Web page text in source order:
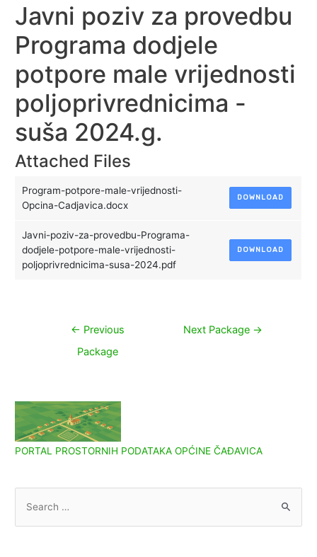
Javni poziv za provedbu
Programa dodjele
potpore male vrijednosti
poljoprivrednicima -
suša 2024.g.
Attached Files
Program-potpore-male-vrijednosti-
Opcina-Cadjavica.docx
DOWNLOAD
Javni-poziv-za-provedbu-Programa-
dodjele-potpore-male-vrijednosti-
poljoprivrednicima-susa-2024.pdf
DOWNLOAD
Navigacija
← Previous
Package
Next Package →
PORTAL PROSTORNIH PODATAKA OPĆINE ČAĐAVICA